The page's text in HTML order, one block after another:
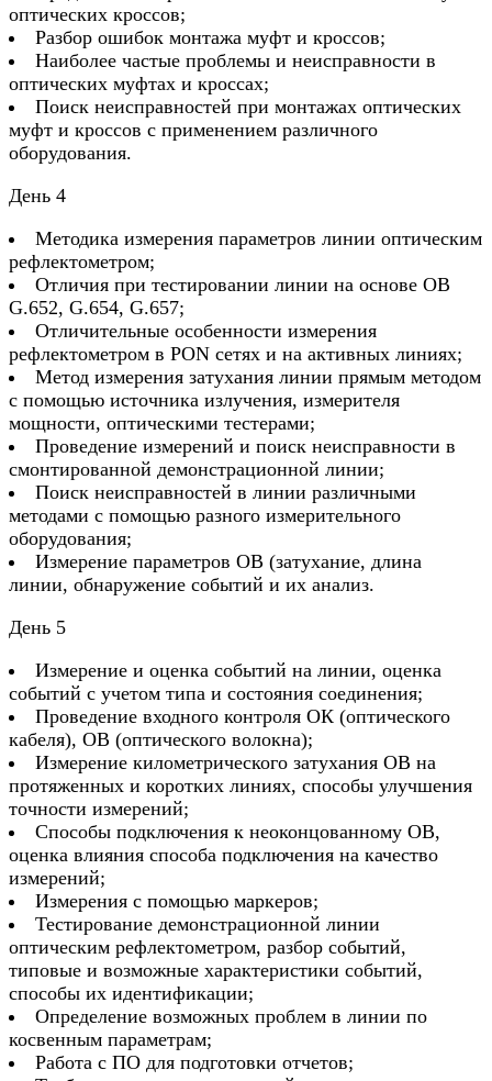
оптических кроссов;
Разбор ошибок монтажа муфт и кроссов;
Наиболее частые проблемы и неисправности в
оптических муфтах и кроссах;
Поиск неисправностей при монтажах оптических
муфт и кроссов с применением различного
оборудования.
День 4
Методика измерения параметров линии оптическим
рефлектометром;
Отличия при тестировании линии на основе ОВ
G.652, G.654, G.657;
Отличительные особенности измерения
рефлектометром в PON сетях и на активных линиях;
Метод измерения затухания линии прямым методом
с помощью источника излучения, измерителя
мощности, оптическими тестерами;
Проведение измерений и поиск неисправности в
смонтированной демонстрационной линии;
Поиск неисправностей в линии различными
методами с помощью разного измерительного
оборудования;
Измерение параметров ОВ (затухание, длина
линии, обнаружение событий и их анализ.
День 5
Измерение и оценка событий на линии, оценка
событий с учетом типа и состояния соединения;
Проведение входного контроля ОК (оптического
кабеля), ОВ (оптического волокна);
Измерение километрического затухания ОВ на
протяженных и коротких линиях, способы улучшения
точности измерений;
Способы подключения к неоконцованному ОВ,
оценка влияния способа подключения на качество
измерений;
Измерения с помощью маркеров;
Тестирование демонстрационной линии
оптическим рефлектометром, разбор событий,
типовые и возможные характеристики событий,
способы их идентификации;
Определение возможных проблем в линии по
косвенным параметрам;
Работа с ПО для подготовки отчетов;